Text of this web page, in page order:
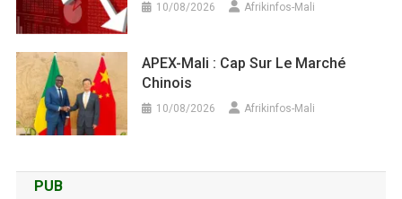
10/08/2026 Afrikinfos-Mali
APEX-Mali : Cap Sur Le Marché
Chinois
10/08/2026 Afrikinfos-Mali
PUB